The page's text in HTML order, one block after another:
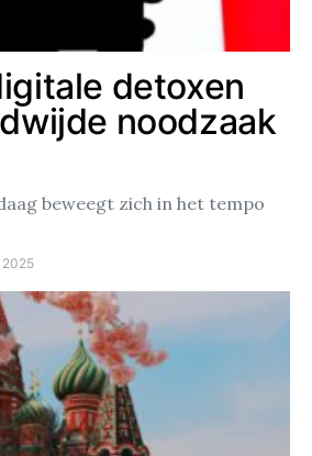
detoxen
noodzaak
beweegt zich in het tempo
2025